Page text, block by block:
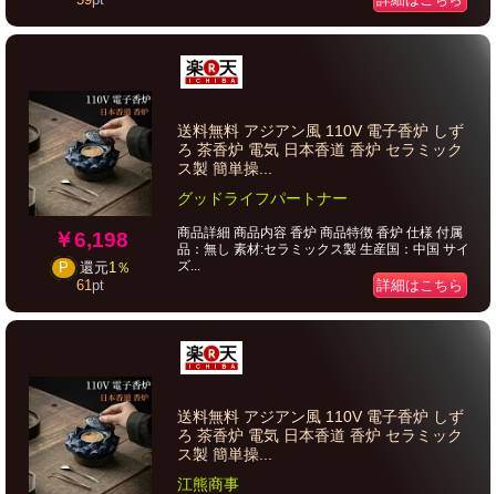
￥6,198
P 還元1％
61 pt
送料無料 アジアン風 110V 電子香炉 しず
ろ 茶香炉 電気 日本香道 香炉 セラミック
ス製 簡単操...
グッドライフパートナー
商品詳細 商品内容 香炉 商品特徴 香炉 仕様 付属
品：無し 素材:セラミックス製 生産国：中国 サイ
ズ...
詳細はこちら
送料無料 アジアン風 110V 電子香炉 しず
ろ 茶香炉 電気 日本香道 香炉 セラミック
ス製 簡単操...
江熊商事